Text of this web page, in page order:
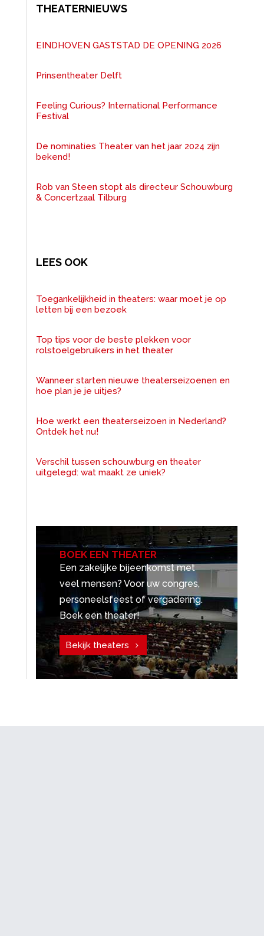
THEATERNIEUWS
EINDHOVEN GASTSTAD DE OPENING 2026
Prinsentheater Delft
Feeling Curious? International Performance
Festival
De nominaties Theater van het jaar 2024 zijn
bekend!
Rob van Steen stopt als directeur Schouwburg
& Concertzaal Tilburg
LEES OOK
Toegankelijkheid in theaters: waar moet je op
letten bij een bezoek
Top tips voor de beste plekken voor
rolstoelgebruikers in het theater
Wanneer starten nieuwe theaterseizoenen en
hoe plan je je uitjes?
Hoe werkt een theaterseizoen in Nederland?
Ontdek het nu!
Verschil tussen schouwburg en theater
uitgelegd: wat maakt ze uniek?
BOEK EEN THEATER
Een zakelijke bijeenkomst met
veel mensen? Voor uw congres,
personeelsfeest of vergadering.
Boek een theater!
Bekijk theaters